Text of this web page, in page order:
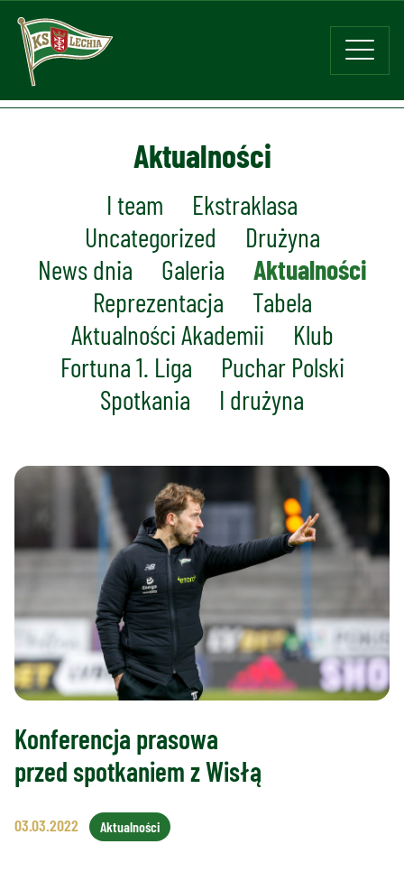
Aktualności
I team
Ekstraklasa
Uncategorized
Drużyna
News dnia
Galeria
Aktualności
Reprezentacja
Tabela
Aktualności Akademii
Klub
Fortuna 1. Liga
Puchar Polski
Spotkania
I drużyna
Konferencja prasowa
przed spotkaniem z Wisłą
03.03.2022 Aktualności